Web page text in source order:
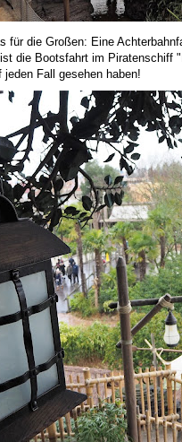
für die Großen: Eine
die Bootsfahrt im Piratenschiff
Fall gesehen haben!